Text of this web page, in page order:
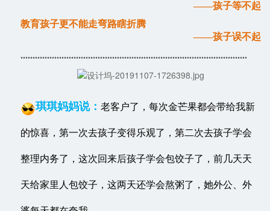
——孩子等不起
教育孩子更不能走弯路瞎折腾
——孩子误不起
..............................................................................................
琪琪妈妈说： 老客户了，每次金芒果都会带给我新
的惊喜，第一次去孩子变得乐观了，第二次去孩子学会
整理内务了，这次回来后孩子学会包饺子了，前几天天
天给家里人包饺子，这两天还学会熬粥了，她外公、外